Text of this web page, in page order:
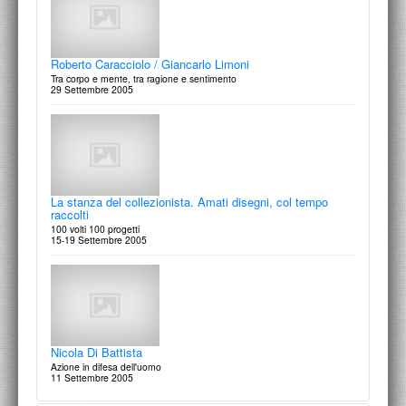
Roberto Caracciolo / Giancarlo Limoni
Tra corpo e mente, tra ragione e sentimento
29 Settembre 2005
La stanza del collezionista. Amati disegni, col tempo
raccolti
100 volti 100 progetti
15-19 Settembre 2005
Nicola Di Battista
Azione in difesa dell'uomo
11 Settembre 2005